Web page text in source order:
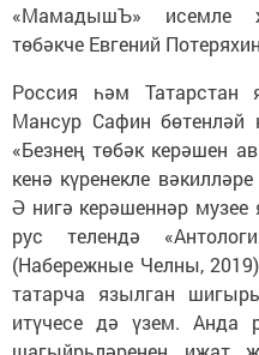
«МамадышЪ» исемле
төбәкче Евгений
Россия һәм Татарстан
Мансур Сафин бөтенләй
«Безнең төбәк керәшен
кенә күренекле
Ә нигә керәшеннәр
рус телендә
(Набережные Челны,
татарча язылган
итүчесе дә үзем. Анда